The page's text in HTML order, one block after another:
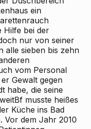
ein
Hilfe bei der
nur von seiner
alle sieben bis zehn
vom Personal
Gewalt gegen
habe, die seine
musste heißes
Küche ins Bad
Vor dem Jahr 2010